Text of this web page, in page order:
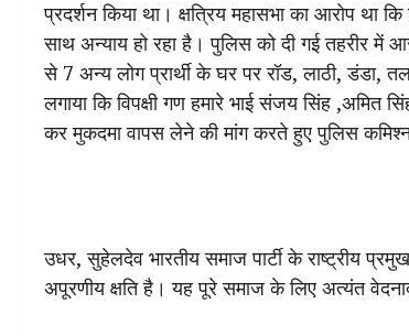
प्रदर्शन किया था। क्षत्रिय महासभा का आरोप
साथ अन्याय हो रहा है। पुलिस को दी गई तहरीर में
से 7 अन्य लोग प्रार्थी के घर पर रॉड, लाठी, डंडा,
लगाया कि विपक्षी गण हमारे भाई संजय सिंह ,अमित
कर मुकदमा वापस लेने की मांग करते हुए पुलिस
उधर, सुहेलदेव भारतीय समाज पार्टी के राष्ट्रीय
अपूरणीय क्षति है। यह पूरे समाज के लिए अत्यंत